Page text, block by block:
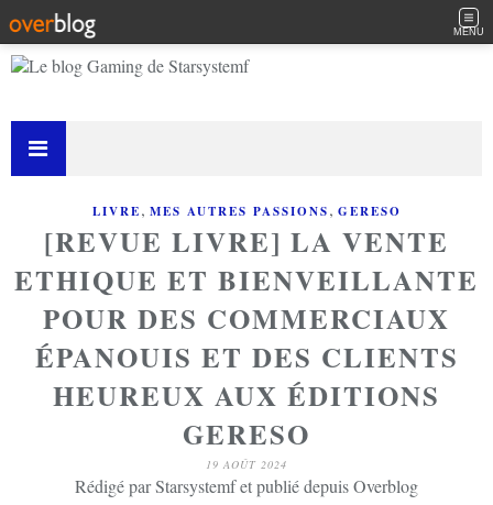
MENU
LIVRE, MES AUTRES PASSIONS, GERESO
[REVUE LIVRE] LA VENTE
ETHIQUE ET BIENVEILLANTE
POUR DES COMMERCIAUX
ÉPANOUIS ET DES CLIENTS
HEUREUX AUX ÉDITIONS
GERESO
19 AOÛT 2024
Rédigé par Starsystemf et publié depuis Overblog